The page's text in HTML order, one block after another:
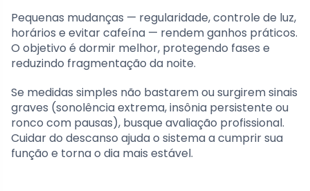
Pequenas mudanças — regularidade, controle de luz,
horários e evitar cafeína — rendem ganhos práticos.
O objetivo é dormir melhor, protegendo fases e
reduzindo fragmentação da noite.
Se medidas simples não bastarem ou surgirem sinais
graves (sonolência extrema, insônia persistente ou
ronco com pausas), busque avaliação profissional.
Cuidar do descanso ajuda o sistema a cumprir sua
função e torna o dia mais estável.